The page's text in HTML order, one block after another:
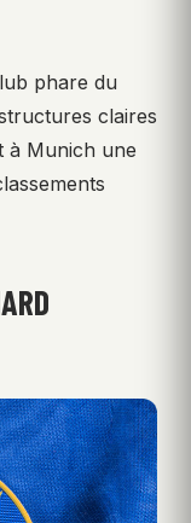
phare du
claires
à Munich une